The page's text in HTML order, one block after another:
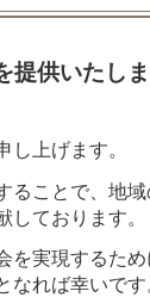
提供いたしま
上げます。
ることで、地域
ております。
実現するため
れば幸いです